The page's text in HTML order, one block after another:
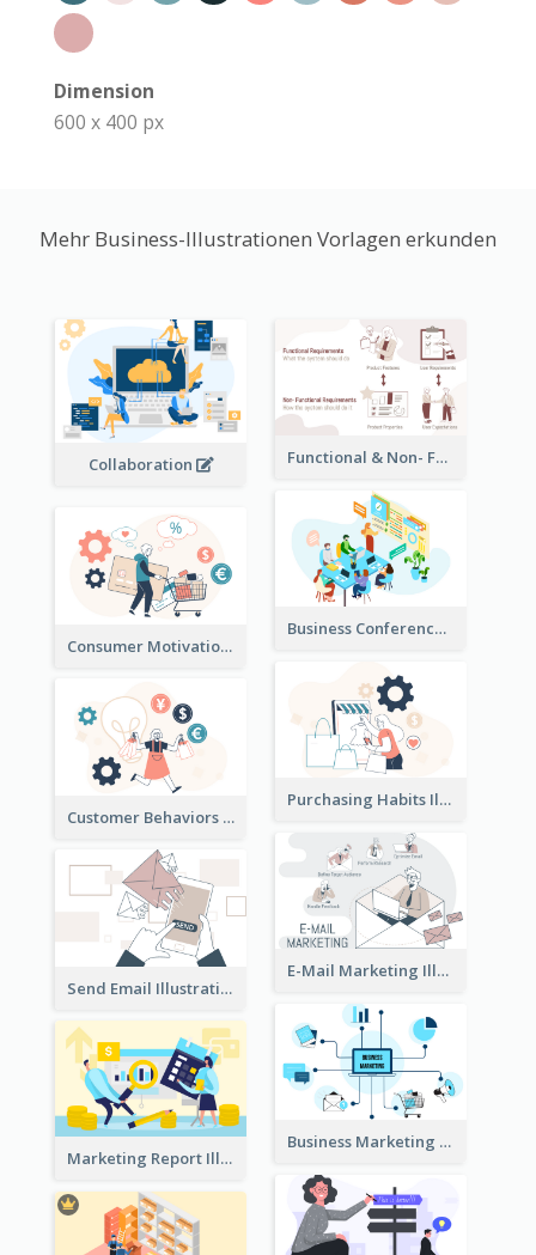
Dimension
600 x 400 px
Mehr Business-Illustrationen Vorlagen erkunden
Collaboration Functional & Non- Functional Requirements Illustration
Business Conference Illustration
Consumer Motivation Illustration
Purchasing Habits Illustration
Customer Behaviors Illustration
E-Mail Marketing Illustration
Send Email Illustration
Business Marketing
Marketing Report Illustration